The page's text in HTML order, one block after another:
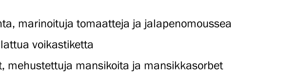
marinoituja tomaatteja ja jalapenomoussea
voikastiketta
mehustettuja mansikoita ja mansikkasorbet